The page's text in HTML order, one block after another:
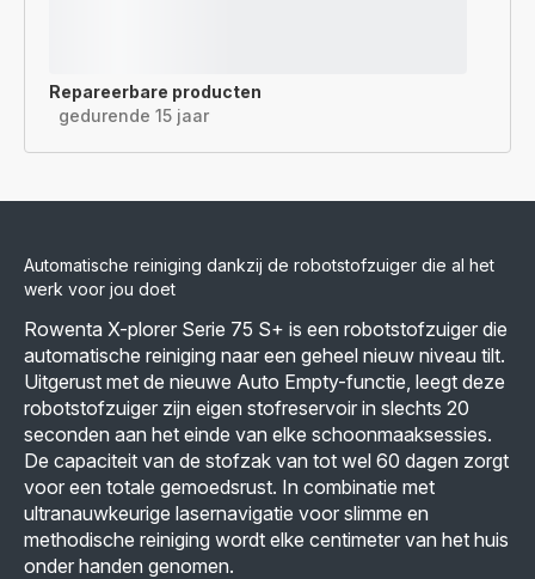
Repareerbare producten
gedurende 15 jaar
Automatische reiniging dankzij de robotstofzuiger die al het
werk voor jou doet
Rowenta X-plorer Serie 75 S+ is een robotstofzuiger die
automatische reiniging naar een geheel nieuw niveau tilt.
Uitgerust met de nieuwe Auto Empty-functie, leegt deze
robotstofzuiger zijn eigen stofreservoir in slechts 20
seconden aan het einde van elke schoonmaaksessies.
De capaciteit van de stofzak van tot wel 60 dagen zorgt
voor een totale gemoedsrust. In combinatie met
ultranauwkeurige lasernavigatie voor slimme en
methodische reiniging wordt elke centimeter van het huis
onder handen genomen.